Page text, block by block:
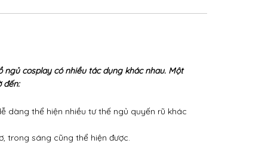
thể hiện nhiều tư thế ngủ quyến rũ khác
trong sáng cũng thể hiện được.
hiệu quả đối với một nửa yêu thương
lót gợi cảm nữ. Đây là tư tương hết sức sai lầm.
tạo ra phong cách mới với đồ ngủ cosplay gợi